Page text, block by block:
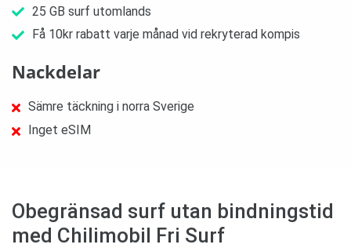
25 GB surf utomlands
Få 10kr rabatt varje månad vid rekryterad kompis
Nackdelar
Sämre täckning i norra Sverige
Inget eSIM
Obegränsad surf utan bindningstid
med Chilimobil Fri Surf